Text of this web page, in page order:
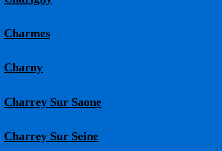
Charmes
Charny
Charrey Sur Saone
Charrey Sur Seine